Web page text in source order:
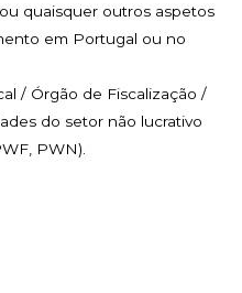
quaisquer outros aspetos
em Portugal ou no
/ Órgão de Fiscalização /
do setor não lucrativo
PWN).